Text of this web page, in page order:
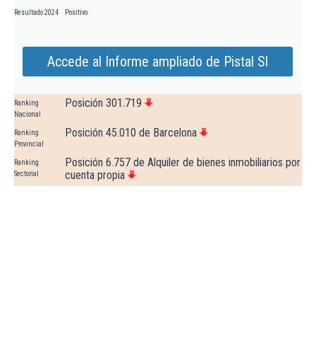
Resultado 2024 Positivo
Accede al Informe ampliado de Pistal Sl
Ranking
Nacional
Posición 301.719
Ranking
Provincial
Posición 45.010 de Barcelona
Ranking
Sectorial
Posición 6.757 de Alquiler de bienes inmobiliarios por
cuenta propia